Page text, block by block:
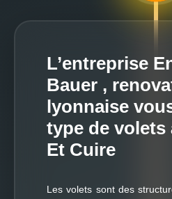
L’entreprise
Bauer ,
lyonnaise
type de volets
Et Cuire
Les volets sont des